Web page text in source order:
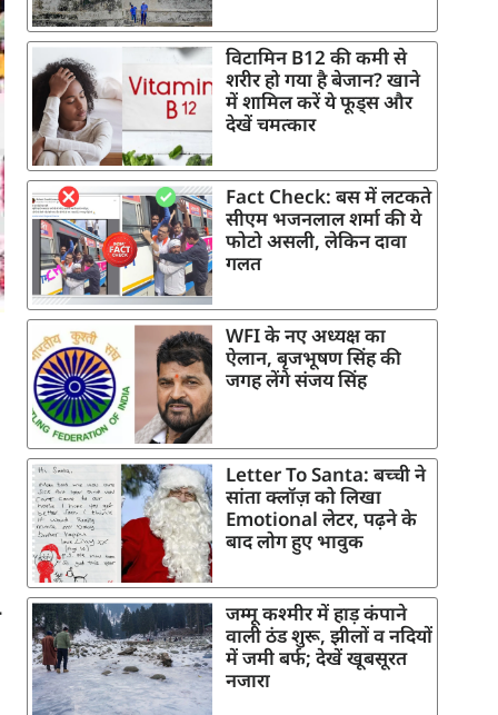
विटामिन B12 की कमी से
शरीर हो गया है बेजान? खाने
में शामिल करें ये फूड्स और
देखें चमत्कार
Fact Check: बस में लटकते
सीएम भजनलाल शर्मा की ये
फोटो असली, लेकिन दावा
गलत
WFI के नए अध्यक्ष का
ऐलान, बृजभूषण सिंह की
जगह लेंगे संजय सिंह
Letter To Santa: बच्ची ने
सांता क्लॉज़ को लिखा
Emotional लेटर, पढ़ने के
बाद लोग हुए भावुक
जम्मू कश्मीर में हाड़ कंपाने
वाली ठंड शुरू, झीलों व नदियों
में जमी बर्फ; देखें खूबसूरत
नजारा